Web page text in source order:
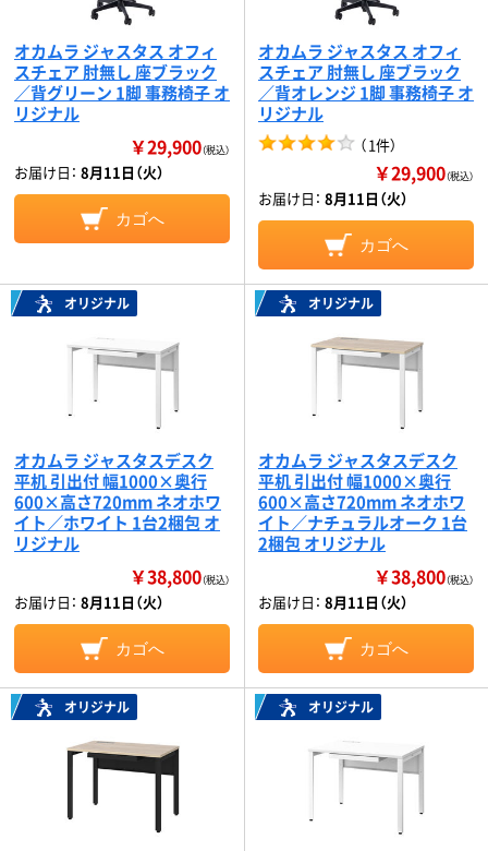
オカムラ ジャスタス オフィ
スチェア 肘無し 座ブラック
／背グリーン 1脚 事務椅子 オ
リジナル
￥29,900（税込）
お届け日： 8月11日（火）
カゴへ
オカムラ ジャスタス オフィ
スチェア 肘無し 座ブラック
／背オレンジ 1脚 事務椅子 オ
リジナル
（1件）
￥29,900（税込）
お届け日： 8月11日（火）
カゴへ
オリジナル
オカムラ ジャスタスデスク
平机 引出付 幅1000×奥行
600×高さ720mm ネオホワ
イト／ホワイト 1台2梱包 オ
リジナル
￥38,800（税込）
お届け日： 8月11日（火）
カゴへ
オリジナル
オカムラ ジャスタスデスク
平机 引出付 幅1000×奥行
600×高さ720mm ネオホワ
イト／ナチュラルオーク 1台
2梱包 オリジナル
￥38,800（税込）
お届け日： 8月11日（火）
カゴへ
オリジナル オリジナル